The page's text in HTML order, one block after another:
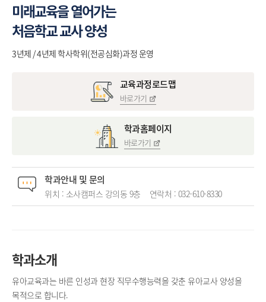
미래교육을 열어가는
처음학교 교사 양성
3년제 / 4년제 학사학위(전공심화)과정 운영
교육과정로드맵
바로가기
학과홈페이지
바로가기
학과안내 및 문의
위치 : 소사캠퍼스 강의동 9층 연락처 : 032-610-8330
학과소개
유아교육과는 바른 인성과 현장 직무수행능력을 갖춘 유아교사 양성을
목적으로 합니다.